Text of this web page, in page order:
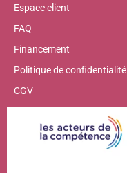
Espace client
FAQ
Financement
Politique de confidentialité
CGV